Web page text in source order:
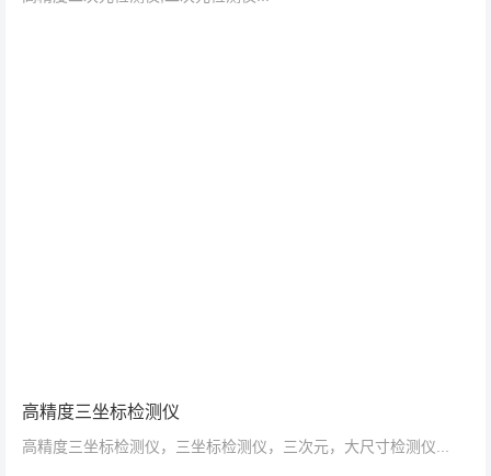
高精度三坐标检测仪
高精度三坐标检测仪，三坐标检测仪，三次元，大尺寸检测仪...